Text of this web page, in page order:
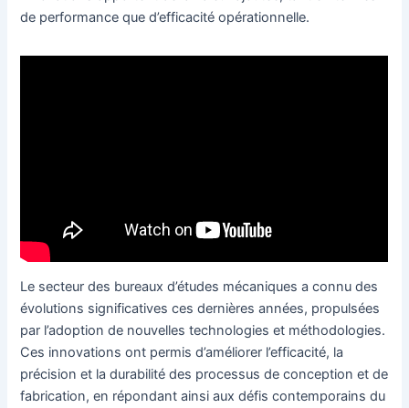
de performance que d’efficacité opérationnelle.
Le secteur des bureaux d’études mécaniques a connu des
évolutions significatives ces dernières années, propulsées
par l’adoption de nouvelles technologies et méthodologies.
Ces innovations ont permis d’améliorer l’efficacité, la
précision et la durabilité des processus de conception et de
fabrication, en répondant ainsi aux défis contemporains du